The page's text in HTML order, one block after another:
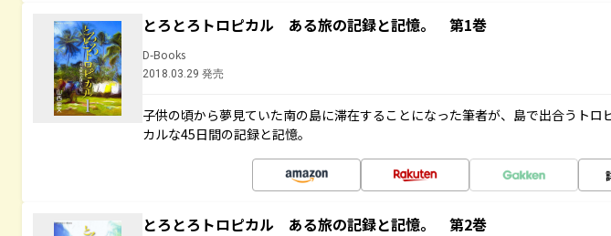
とろとろトロピカル ある旅の記録と記憶。 第1巻
D-Books
2018.03.29 発売
子供の頃から夢見ていた南の島に滞在することになった筆者が、島で出合うトロ
カルな45日間の記録と記憶。
とろとろトロピカル ある旅の記録と記憶。 第2巻